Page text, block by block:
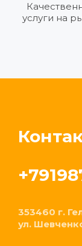
услуги на
353460 г.
ул.